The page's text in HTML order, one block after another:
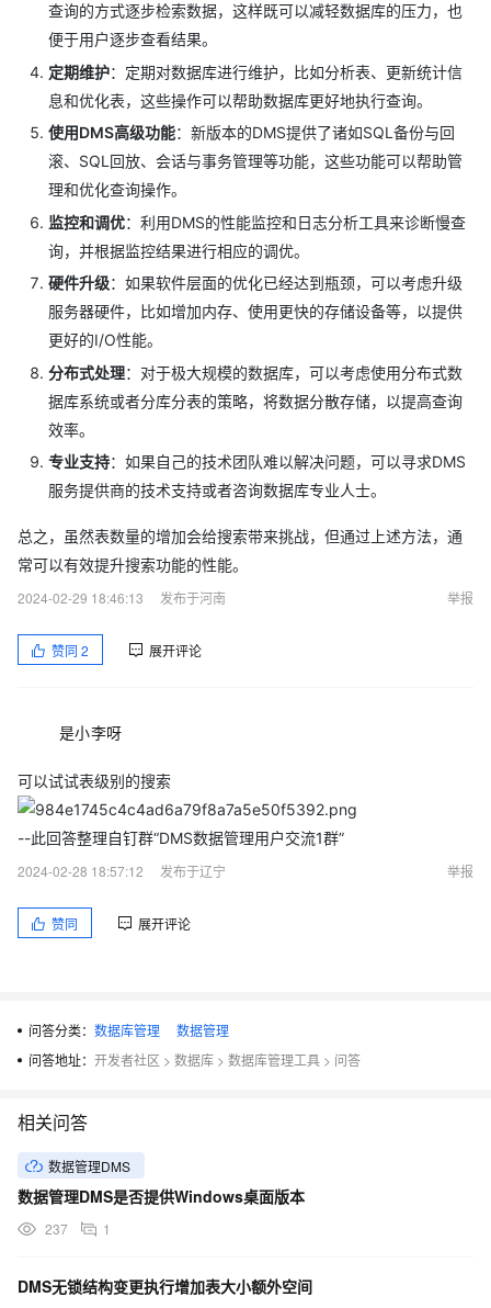
查询的方式逐步检索数据，这样既可以减轻数据库的压力，也
便于用户逐步查看结果。
定期维护：定期对数据库进行维护，比如分析表、更新统计信
息和优化表，这些操作可以帮助数据库更好地执行查询。
使用DMS高级功能：新版本的DMS提供了诸如SQL备份与回
滚、SQL回放、会话与事务管理等功能，这些功能可以帮助管
理和优化查询操作。
监控和调优：利用DMS的性能监控和日志分析工具来诊断慢查
询，并根据监控结果进行相应的调优。
硬件升级：如果软件层面的优化已经达到瓶颈，可以考虑升级
服务器硬件，比如增加内存、使用更快的存储设备等，以提供
更好的I/O性能。
分布式处理：对于极大规模的数据库，可以考虑使用分布式数
据库系统或者分库分表的策略，将数据分散存储，以提高查询
效率。
专业支持：如果自己的技术团队难以解决问题，可以寻求DMS
服务提供商的技术支持或者咨询数据库专业人士。
总之，虽然表数量的增加会给搜索带来挑战，但通过上述方法，通
常可以有效提升搜索功能的性能。
2024-02-29 18:46:13
发布于河南 举报
赞同 2 展开评论
是小李呀
可以试试表级别的搜索
--此回答整理自钉群“DMS数据管理用户交流1群”
2024-02-28 18:57:12
发布于辽宁 举报
赞同 展开评论
问答分类： 数据库管理
数据管理
问答地址： 开发者社区 > 数据库 > 数据库管理工具 > 问答
相关问答
数据管理DMS
数据管理DMS是否提供Windows桌面版本
237 1
DMS无锁结构变更执行增加表大小额外空间